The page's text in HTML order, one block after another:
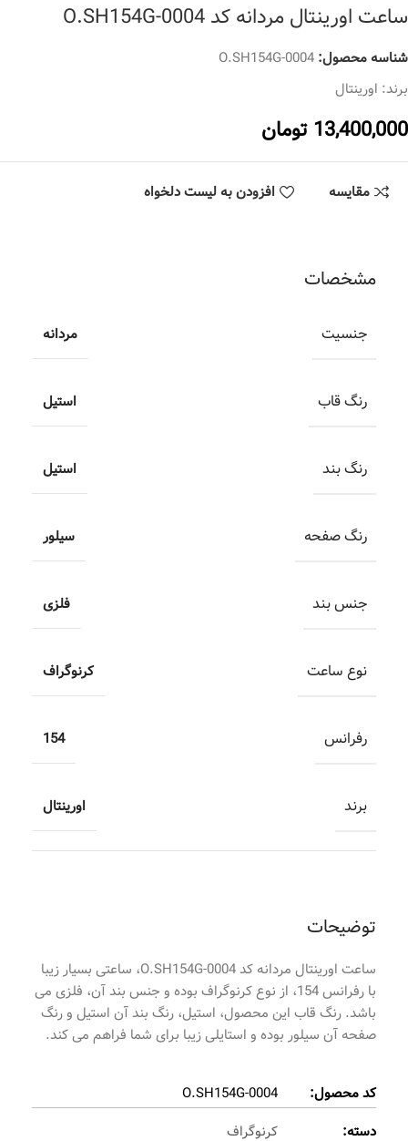
ساعت اورینتال مردانه کد O.SH154G-0004
شناسه محصول:O.SH154G-0004
برند: اورینتال
13,400,000 تومان
مقایسه افزودن به لیست دلخواه
توضیحات
ساعت اورینتال مردانه کد O.SH154G-0004، ساعتی بسیار زیبا
با رفرانس 154، از نوع کرنوگراف بوده و جنس بند آن، فلزی می
باشد. رنگ قاب این محصول، استیل، رنگ بند آن استیل و رنگ
صفحه آن سیلور بوده و استایلی زیبا برای شما فراهم می کند.
کد محصول:
O.SH154G-0004
دسته:
کرنوگراف
مشخصات
جنسیت مردانه
رنگ قاب استیل
رنگ بند استیل
رنگ صفحه سیلور
جنس بند فلزی
نوع ساعت کرنوگراف
رفرانس 154
برند اورینتال